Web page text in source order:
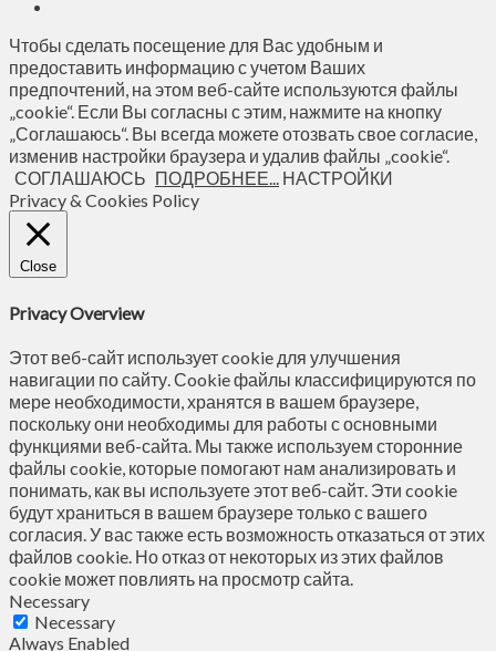
Чтобы сделать посещение для Вас удобным и
предоставить информацию с учетом Ваших
предпочтений, на этом веб-сайте используются файлы
„cookie“. Если Вы согласны с этим, нажмите на кнопку
„Соглашаюсь“. Вы всегда можете отозвать свое согласие,
изменив настройки браузера и удалив файлы „cookie“.
СОГЛАШАЮСЬ ПОДРОБНЕЕ... НАСТРОЙКИ
Privacy & Cookies Policy
Close
Privacy Overview
Этот веб-сайт использует cookie для улучшения
навигации по сайту. Сookie файлы классифицируются по
мере необходимости, хранятся в вашем браузере,
поскольку они необходимы для работы с основными
функциями веб-сайта. Мы также используем сторонние
файлы cookie, которые помогают нам анализировать и
понимать, как вы используете этот веб-сайт. Эти cookie
будут храниться в вашем браузере только с вашего
согласия. У вас также есть возможность отказаться от этих
файлов cookie. Но отказ от некоторых из этих файлов
cookie может повлиять на просмотр сайта.
Necessary
Necessary
Always Enabled